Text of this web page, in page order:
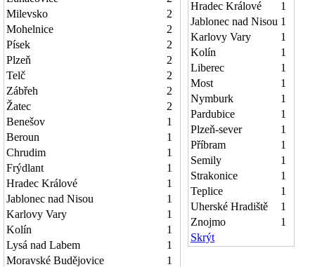
Milevsko
2
Mohelnice
2
Písek
2
Plzeň
2
Telč
2
Zábřeh
2
Žatec
2
Benešov
1
Beroun
1
Chrudim
1
Frýdlant
1
Hradec Králové
1
Jablonec nad Nisou
1
Karlovy Vary
1
Kolín
1
Lysá nad Labem
1
Moravské Budějovice
1
Hradec Králové
1
Jablonec nad Nisou 1
Karlovy Vary
1
Kolín
1
Liberec
1
Most
1
Nymburk
1
Pardubice
1
Plzeň-sever
1
Příbram
1
Semily
1
Strakonice
1
Teplice
1
Uherské Hradiště
1
Znojmo
1
Skrýt